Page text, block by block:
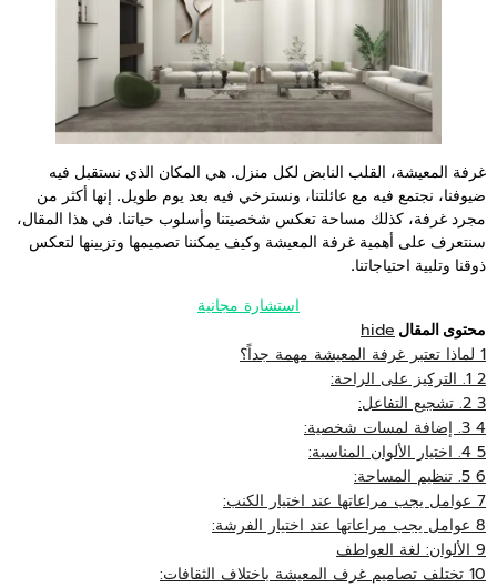
غرفة المعيشة، القلب النابض لكل منزل. هي المكان الذي نستقبل فيه
ضيوفنا، نجتمع فيه مع عائلتنا، ونسترخي فيه بعد يوم طويل. إنها أكثر من
مجرد غرفة، كذلك مساحة تعكس شخصيتنا وأسلوب حياتنا. في هذا المقال،
سنتعرف على أهمية غرفة المعيشة وكيف يمكننا تصميمها وتزيينها لتعكس
ذوقنا وتلبية احتياجاتنا.
استشارة مجانية
محتوى المقال hide
1 لماذا تعتبر غرفة المعيشة مهمة جداً؟
2 1. التركيز على الراحة:
3 2. تشجيع التفاعل:
4 3. إضافة لمسات شخصية:
5 4. اختيار الألوان المناسبة:
6 5. تنظيم المساحة:
7 عوامل يجب مراعاتها عند اختيار الكنب:
8 عوامل يجب مراعاتها عند اختيار الفرشة:
9 الألوان: لغة العواطف
10 تختلف تصاميم غرف المعيشة باختلاف الثقافات: